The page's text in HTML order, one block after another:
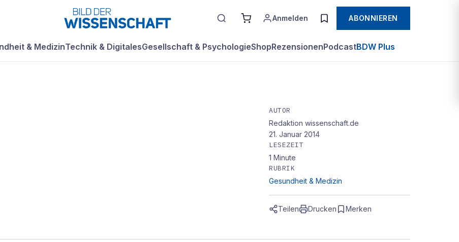
Anmelden ABONNIEREN
& MedizinTechnik & DigitalesGesellschaft & PsychologieShopRezensionenPodcastBDW Plus
AUTOR
Redaktion wissenschaft.de
21. Januar 2014
LESEZEIT
1 Minute
RUBRIK
Gesundheit & Medizin
Teilen Drucken Merken